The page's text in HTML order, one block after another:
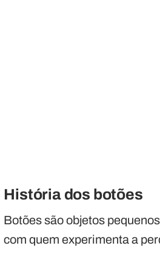
História dos botões
Botões são objetos
com quem experimenta a